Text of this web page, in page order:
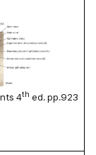
4th ed. pp.923